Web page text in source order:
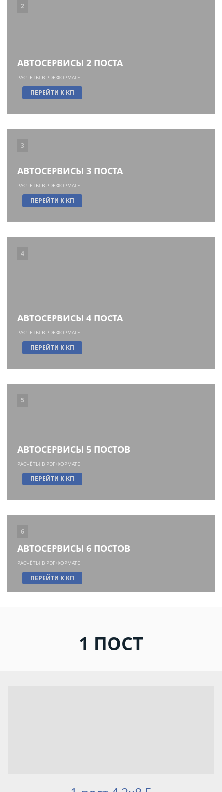
2
АВТОСЕРВИСЫ 2 ПОСТА
РАСЧЁТЫ В PDF ФОРМАТЕ
ПЕРЕЙТИ К КП
3
АВТОСЕРВИСЫ 3 ПОСТА
РАСЧЁТЫ В PDF ФОРМАТЕ
ПЕРЕЙТИ К КП
4
АВТОСЕРВИСЫ 4 ПОСТА
РАСЧЁТЫ В PDF ФОРМАТЕ
ПЕРЕЙТИ К КП
5
АВТОСЕРВИСЫ 5 ПОСТОВ
РАСЧЁТЫ В PDF ФОРМАТЕ
ПЕРЕЙТИ К КП
6
АВТОСЕРВИСЫ 6 ПОСТОВ
РАСЧЁТЫ В PDF ФОРМАТЕ
ПЕРЕЙТИ К КП
1 ПОСТ